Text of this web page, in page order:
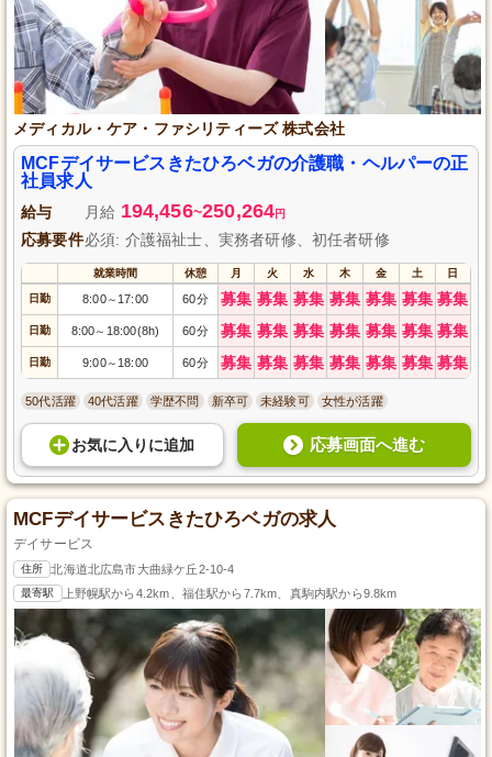
メディカル・ケア・ファシリティーズ 株式会社
MCFデイサービスきたひろベガの介護職・ヘルパーの正
社員求人
給与 月給 194,456~250,264円
応募要件必須: 介護福祉士、実務者研修、初任者研修
就業時間 休憩 月 火 水 木 金 土 日
日勤 8:00～ 17:00 60分 募集 募集 募集 募集 募集 募集 募集
日勤 8:00～ 18:00(8h) 60分 募集 募集 募集 募集 募集 募集 募集
日勤 9:00～ 18:00 60分 募集 募集 募集 募集 募集 募集 募集
50代活躍 40代活躍 学歴不問 新卒可 未経験可 女性が活躍
お気に入り に追加 応募画面へ進む
MCFデイサービスきたひろベガの求人
デイサービス
住所 北海道北広島市大曲緑ケ丘2-10-4
最寄駅 上野幌駅から4.2km、福住駅から7.7km、真駒内駅から9.8km